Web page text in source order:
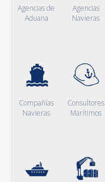
Agencias de
Aduana
Agencias
Navieras
Compañías
Navieras
Consultores
Marítimos